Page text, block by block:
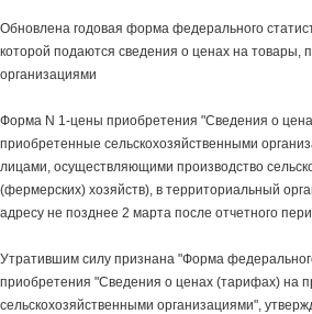
Обновлена годовая форма федерального
которой подаются сведения о ценах на товары,
организациями
Форма N 1-цены приобретения "Сведения о
приобретенные сельскохозяйственными
лицами, осуществляющими производство
(фермерских) хозяйств), в территориальный
адресу не позднее 2 марта после отчетного
Утратившим силу признана "Форма
приобретения "Сведения о ценах (тарифах) на
сельскохозяйственными организациями",